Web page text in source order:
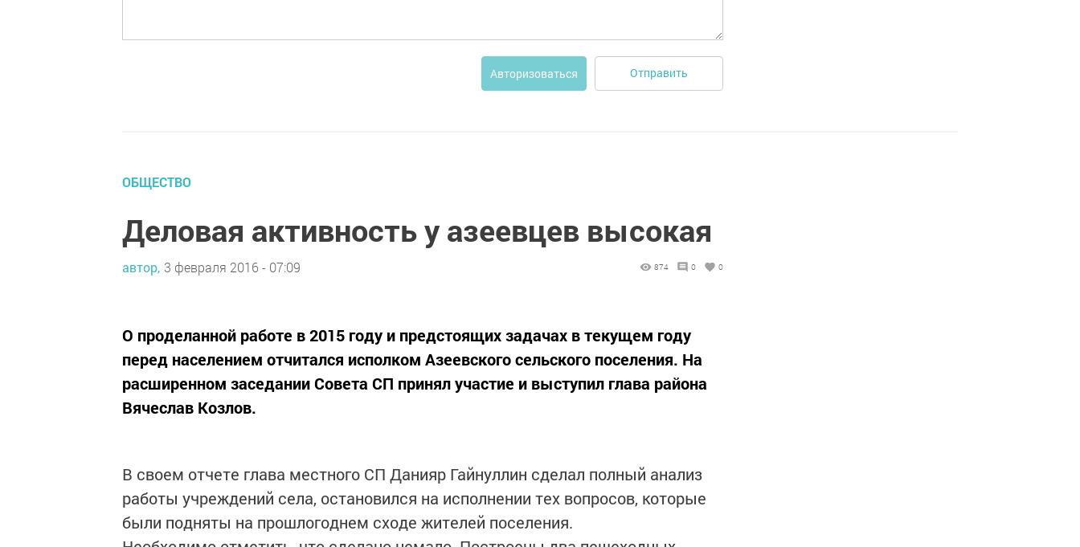
Авторизоваться Отправить
ОБЩЕСТВО
Деловая активность у азеевцев высокая
автор, 3 февраля 2016 - 07:09 874 0 0
О проделанной работе в 2015 году и предстоящих задачах в текущем году
перед населением отчитался исполком Азеевского сельского поселения. На
расширенном заседании Совета СП принял участие и выступил глава района
Вячеслав Козлов.
В своем отчете глава местного СП Данияр Гайнуллин сделал полный анализ
работы учреждений села, остановился на исполнении тех вопросов, которые
были подняты на прошлогоднем сходе жителей поселения.